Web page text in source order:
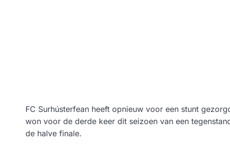
FC Surhústerfean heeft opnieuw voor een stunt
won voor de derde keer dit seizoen van een
de halve finale.